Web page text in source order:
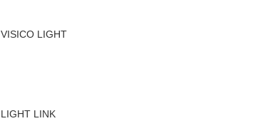
VISICO LIGHT
LIGHT LINK